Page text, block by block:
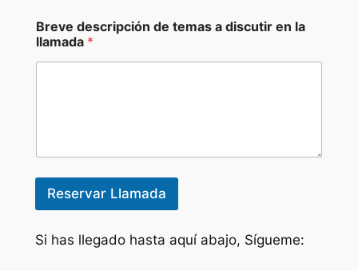
Breve descripción de temas a discutir en la
llamada *
Reservar Llamada
Si has llegado hasta aquí abajo, Sígueme: